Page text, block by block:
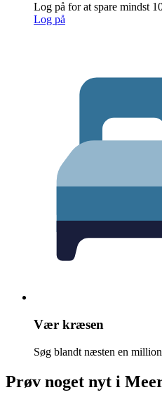
Log på for at spare mindst
Log på
Vær kræsen
Søg blandt næsten en
Prøv noget nyt i